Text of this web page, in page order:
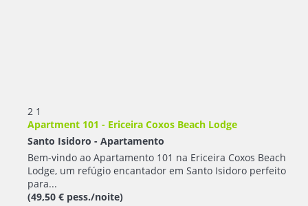
2 1
Apartment 101 - Ericeira Coxos Beach Lodge
Santo Isidoro - Apartamento
Bem-vindo ao Apartamento 101 na Ericeira Coxos Beach
Lodge, um refúgio encantador em Santo Isidoro perfeito
para...
(49,50 € pess./noite)